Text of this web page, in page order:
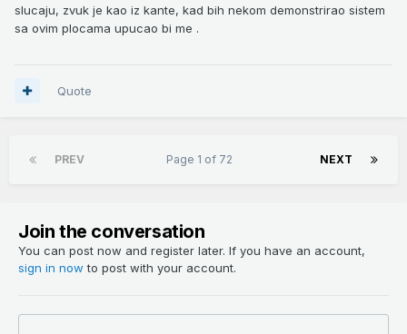
slucaju, zvuk je kao iz kante, kad bih nekom demonstrirao sistem
sa ovim plocama upucao bi me .
Quote
PREV NEXT
Page 1 of 72
Join the conversation
You can post now and register later. If you have an account,
sign in now to post with your account.